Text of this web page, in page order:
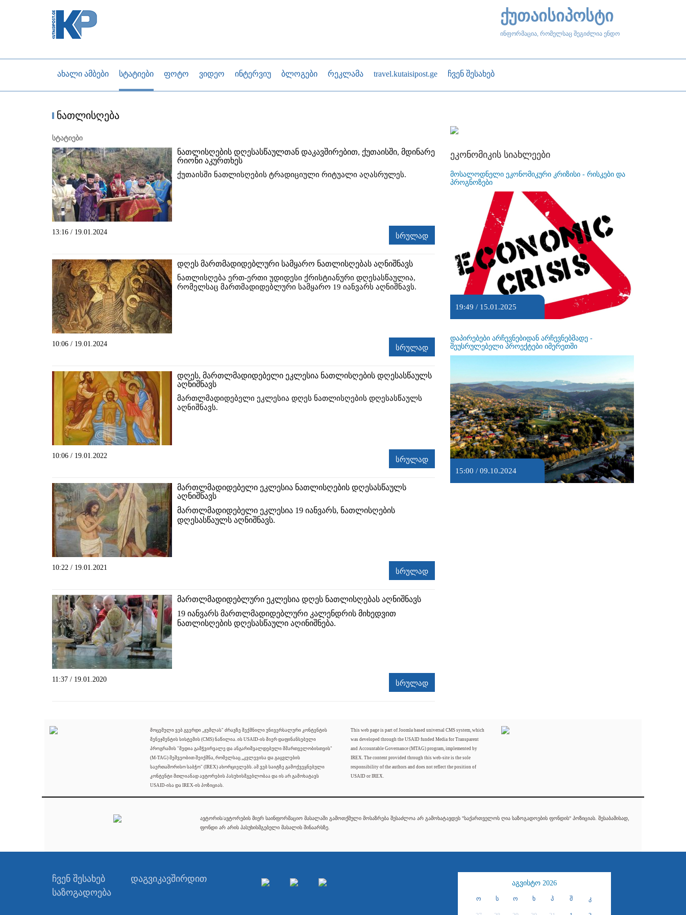
ქუთაისიპოსტი
ინფორმაცია, რომელსაც შეგიძლია ენდო
ახალი ამბები სტატიები ფოტო ვიდეო ინტერვიუ ბლოგები რეკლამა travel.kutaisipost.ge ჩვენ შესახებ
ნათლისღება
სტატიები
ნათლისღების დღესასწაულთან დაკავშირებით, ქუთაისში, მდინარე
რიონი აკურთხეს
ქუთაისში ნათლისღების ტრადიციული რიტუალი აღასრულეს.
13:16 / 19.01.2024 სრულად
დღეს მართმადიდებლური სამყარო ნათლისღებას აღნიშნავს
ნათლისღება ერთ-ერთი უდიდესი ქრისტიანური დღესასწაულია,
რომელსაც მართმადიდებლური სამყარო 19 იანვარს აღნიშნავს.
10:06 / 19.01.2024 სრულად
დღეს, მართლმადიდებელი ეკლესია ნათლისღების დღესასწაულს
აღნიშნავს
მართლმადიდებელი ეკლესია დღეს ნათლისღების დღესასწაულს
აღნიშნავს.
10:06 / 19.01.2022 სრულად
მართლმადიდებელი ეკლესია ნათლისღების დღესასწაულს
აღნიშნავს
მართლმადიდებელი ეკლესია 19 იანვარს, ნათლისღების
დღესასწაულს აღნიშნავს.
10:22 / 19.01.2021 სრულად
მართლმადიდებლური ეკლესია დღეს ნათლისღებას აღნიშნავს
19 იანვარს მართლმადიდებლური კალენდრის მიხედვით
ნათლისღების დღესასწაული აღინიშნება.
11:37 / 19.01.2020 სრულად
ეკონომიკის სიახლეები
მოსალოდნელი ეკონომიკური კრიზისი - რისკები და
პროგნოზები
19:49 / 15.01.2025
დაპირებები არჩევნებიდან არჩევნებმადე -
შეუსრულებელი პროექტები იმერეთში
15:00 / 09.10.2024
მოცემული ვებ გვერდი „ჯუმლას" ძრავზე შექმნილი უნივერსალური კონტენტის
მენეჯმენტის სისტემის (CMS) ნაწილია. ის USAID-ის მიერ დაფინანსებული
პროგრამის "მედია გამჭვირვალე და ანგარიშვალდებული მმართველობისთვის"
(M-TAG) მეშვეობით შეიქმნა, რომელსაც „კვლევისა და გაცვლების
საერთაშორისო საბჭო" (IREX) ახორციელებს. ამ ვებ საიტზე გამოქვეყნებული
კონტენტი მთლიანად ავტორების პასუხისმგებლობაა და ის არ გამოხატავს
USAID-ისა და IREX-ის პოზიციას.
This web page is part of Joomla based universal CMS system, which
was developed through the USAID funded Media for Transparent
and Accountable Governance (MTAG) program, implemented by
IREX. The content provided through this web-site is the sole
responsibility of the authors and does not reflect the position of
USAID or IREX.
ავტორის/ავტორების მიერ საინფორმაციო მასალაში გამოთქმული მოსაზრება შესაძლოა არ გამოხატავდეს "საქართველოს ღია საზოგადოების ფონდის" პოზიციას. შესაბამისად,
ფონდი არ არის პასუხისმგებელი მასალის შინაარსზე.
ჩვენ შესახებ
დაგვიკავშირდით
საზოგადოება
აგვისტო 2026
ო ს ო ხ პ შ კ